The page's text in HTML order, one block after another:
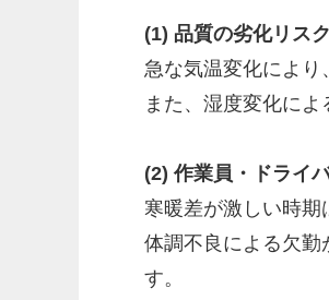
(1) 品質の劣化リスク
急な気温変化によ
また、湿度変化に
(2) 作業員・ドライ
寒暖差が激しい時期
体調不良による欠
す。